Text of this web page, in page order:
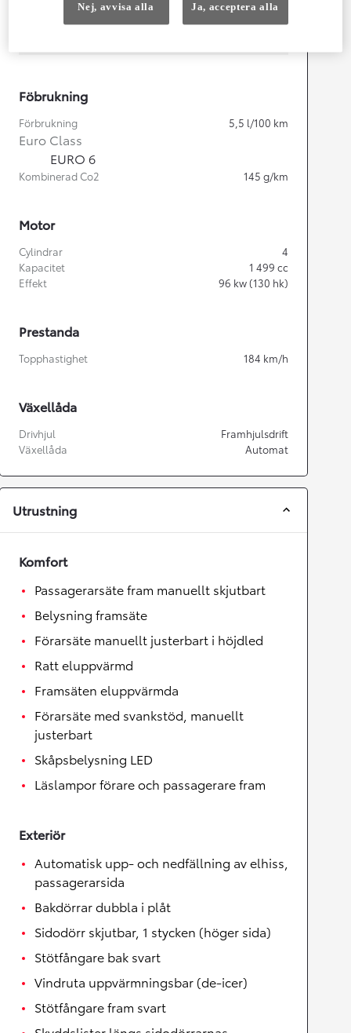
1 848mm
Föbrukning
Förbrukning 5,5 l/100 km
Euro Class
EURO 6
Kombinerad Co2 145 g/km
Motor
Cylindrar
4
Kapacitet
1 499 cc
Effekt
96 kw (130 hk)
Prestanda
Topphastighet 184 km/h
Växellåda
Drivhjul
Framhjulsdrift
Växellåda
Automat
Utrustning
Komfort
Passagerarsäte fram manuellt skjutbart
Belysning framsäte
Förarsäte manuellt justerbart i höjdled
Ratt eluppvärmd
Framsäten eluppvärmda
Förarsäte med svankstöd, manuellt
justerbart
Skåpsbelysning LED
Läslampor förare och passagerare fram
Exteriör
Automatisk upp- och nedfällning av elhiss,
passagerarsida
Bakdörrar dubbla i plåt
Sidodörr skjutbar, 1 stycken (höger sida)
Stötfångare bak svart
Vindruta uppvärmningsbar (de-icer)
Stötfångare fram svart
Nej, avvisa alla Ja, acceptera alla